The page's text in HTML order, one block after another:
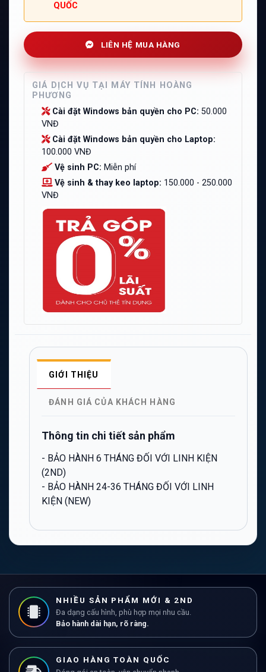
QUỐC
LIÊN HỆ MUA HÀNG
GIÁ DỊCH VỤ TẠI MÁY TÍNH HOÀNG
PHƯƠNG
Cài đặt Windows bản quyền cho PC: 50.000
VNĐ
Cài đặt Windows bản quyền cho Laptop:
100.000 VNĐ
Vệ sinh PC: Miễn phí
Vệ sinh & thay keo laptop: 150.000 - 250.000
VNĐ
GIỚI THIỆU
ĐÁNH GIÁ CỦA KHÁCH HÀNG
Thông tin chi tiết sản phẩm
- BẢO HÀNH 6 THÁNG ĐỐI VỚI LINH KIỆN
(2ND)
- BẢO HÀNH 24-36 THÁNG ĐỐI VỚI LINH
KIỆN (NEW)
NHIỀU SẢN PHẨM MỚI & 2ND
Đa dạng cấu hình, phù hợp mọi nhu cầu.
Bảo hành dài hạn, rõ ràng.
GIAO HÀNG TOÀN QUỐC